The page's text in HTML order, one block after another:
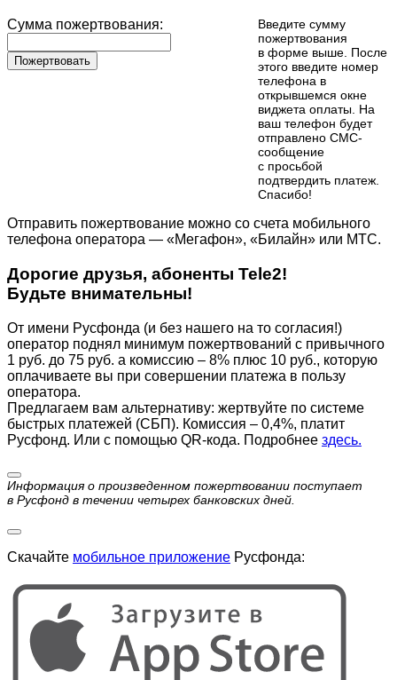
Сумма пожертвования:
Пожертвовать
Введите сумму
пожертвования
в форме выше. После
этого введите номер
телефона в
открывшемся окне
виджета оплаты. На
ваш телефон будет
отправлено СМС-
сообщение
с просьбой
подтвердить платеж.
Cпасибо!
Отправить пожертвование можно со счета мобильного
телефона оператора — «Мегафон», «Билайн» или МТС.
Дорогие друзья, абоненты Tele2!
Будьте внимательны!
От имени Русфонда (и без нашего на то согласия!)
оператор поднял минимум пожертвований с привычного
1 руб. до 75 руб. а комиссию – 8% плюс 10 руб., которую
оплачиваете вы при совершении платежа в пользу
оператора.
Предлагаем вам альтернативу: жертвуйте по cистеме
быстрых платежей (СБП). Комиссия – 0,4%, платит
Русфонд. Или с помощью QR-кода. Подробнее здесь.
Информация о произведенном пожертвовании поступает
в Русфонд в течении четырех банковских дней.
Скачайте мобильное приложение Русфонда: